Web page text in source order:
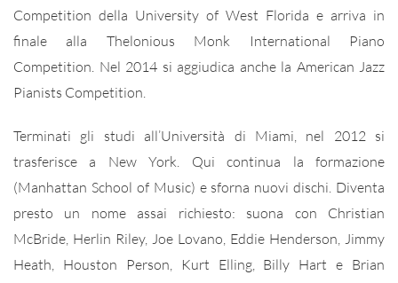
Competition della University of West Florida e arriva in
finale alla Thelonious Monk International Piano
Competition. Nel 2014 si aggiudica anche la American Jazz
Pianists Competition.
Terminati gli studi all’Università di Miami, nel 2012 si
trasferisce a New York. Qui continua la formazione
(Manhattan School of Music) e sforna nuovi dischi. Diventa
presto un nome assai richiesto: suona con Christian
McBride, Herlin Riley, Joe Lovano, Eddie Henderson, Jimmy
Heath, Houston Person, Kurt Elling, Billy Hart e Brian